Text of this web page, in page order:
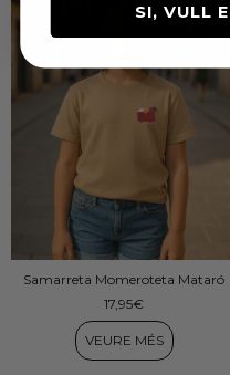
Samarreta Momeroteta Mataró
17,95€
VEURE MÉS
SI, VULL